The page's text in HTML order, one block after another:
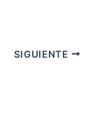
SIGUIENTE